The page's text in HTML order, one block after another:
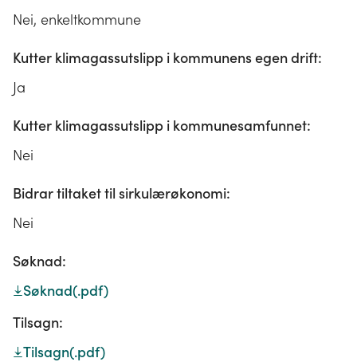
Nei, enkeltkommune
Kutter klimagassutslipp i kommunens egen drift:
Ja
Kutter klimagassutslipp i kommunesamfunnet:
Nei
Bidrar tiltaket til sirkulærøkonomi:
Nei
Søknad:
Søknad(.pdf)
Tilsagn:
Tilsagn(.pdf)